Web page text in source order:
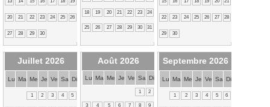
20 21 22 23 24 25 26
27 28 29 30
18 19 20 21 22 23 24
25 26 27 28 29 30 31
22 23 24 25 26 27 28
29 30
Juillet 2026
Lu Ma Me Je Ve Sa Di
1 2 3 4 5
Août 2026
Lu Ma Me Je Ve Sa Di
1 2
3 4 5 6 7 8 9
Septembre 2026
Lu Ma Me Je Ve Sa Di
1 2 3 4 5 6